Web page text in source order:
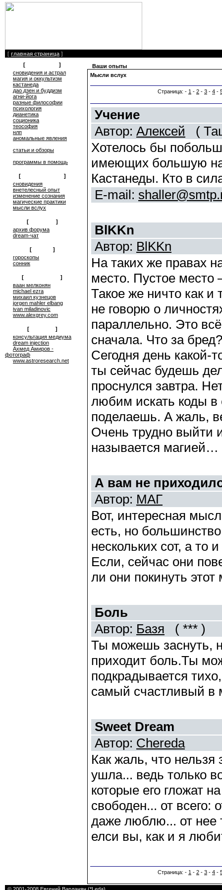
[ главная страница ]
[
]
сновидения и астрал
магия и оккультизм
кастанеда
дао дзен и буддизм
агни-йога
разные философии
психология
дианетика
соционика
теософия
нлп
аномальные явления
статьи и обзоры
программы в помощь
[
]
cновидения
внетелесный опыт
изменение сознания
магические практики
мысли вслух
[
]
архив форума
dream-чат
[
]
гороскопы
сонник
[
]
ваан мелконян
michael ezra
михаил кузнецов
jorgen mahler elbang
ivan miladinovic
www.alexgrey.com
[
]
консультация медиума
dream injection
Ахмед Амиров -
фотограф
www.astroresearch.net
Ваши опыты
Мысли вслух
Страница: - 1 - 2 - 3 - 4 -
Учение
Автор: Алексей (
Хотелось бы
имеющих большую
Кастанеды. Кто в
E-mail:
BlKKn
Автор: BlKKn
На таких же правах
место. Пустое место
Такое же ничто как
не говорю о
параллельно. Это
сначала. Что за
Сегодня день какой-
ты сейчас будешь
проснулся завтра.
любим искать коды в
поделаешь. А жаль,
Очень трудно выйти
называется магией…
А вам не
Автор: МАГ
Вот, интересная
есть, но
нескольких сот, а то
Если, сейчас они
ли они покинуть
Боль
Автор: Базя ( *** )
Ты можешь заснуть,
приходит боль.Ты
подкрадывается
самый счастливый в
Sweet Dream
Автор: Chereda
Как жаль, что нельзя
ушла... ведь только
которые его гложат
свободен... от всего:
даже люблю... от нее
елси вы, как и я
Страница: - 1 - 2 - 3 - 4 -